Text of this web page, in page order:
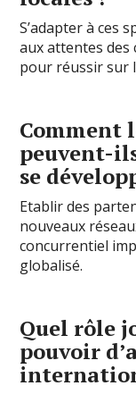
S’adapter à ces
aux attentes des
pour réussir sur
Comment
peuvent-
se
Etablir des
nouveaux
concurrentiel
globalisé.
Quel rôle
pouvoir